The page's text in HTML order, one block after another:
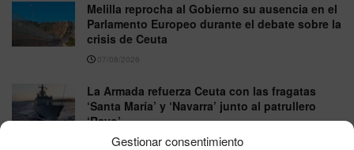
Gestionar consentimiento
Melilla reprocha al Gobierno su ausencia en el
Parlamento Europeo durante el debate sobre la
crisis de Ceuta
07/08/2026
La Armada refuerza Ceuta con las fragatas
‘Santa María’ y ‘Navarra’ junto al patrullero
‘Rayo’
07/08/2026